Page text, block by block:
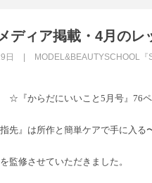
ディア掲載・4月のレ
日 MODEL&BEAUTYSCHOOL『
☆『からだにいいこと5月号』76
先』は所作と簡単ケアで手に入る
監修させていただきました。